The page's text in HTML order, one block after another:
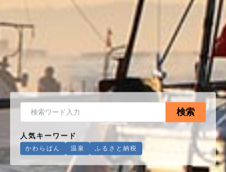
検索
人気キーワード
かわらばん 温泉 ふるさと納税